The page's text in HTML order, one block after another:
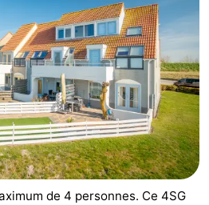
de 4 personnes. Ce 4SG